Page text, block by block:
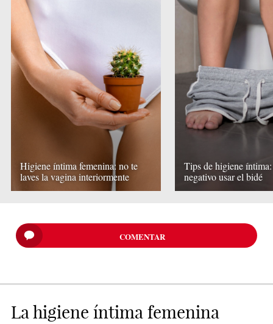
Higiene íntima femenina: no te
laves la vagina interiormente
Tips de higiene
negativo usar el bidé
COMENTAR
La higiene íntima femenina